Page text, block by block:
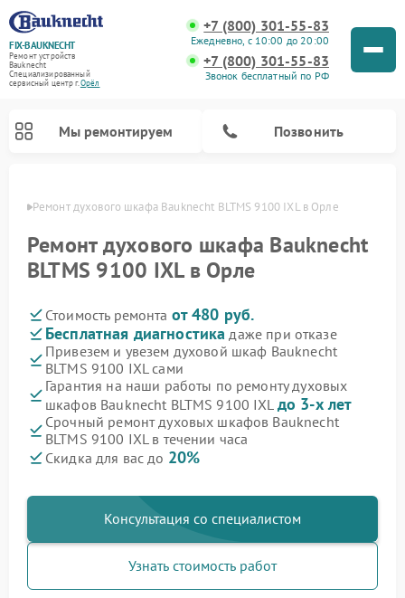
FIX-BAUKNECHT
Ремонт устройств
Bauknecht
Специализированный
cервисный центр г.Орёл
+7 (800) 301-55-83
Ежедневно, с 10:00 до 20:00
+7 (800) 301-55-83
Звонок бесплатный по РФ
Мы ремонтируем Позвонить
Ремонт духового шкафа Bauknecht BLTMS 9100 IXL в Орле
Ремонт духового шкафа Bauknecht
BLTMS 9100 IXL в Орле
Стоимость ремонта от 480 руб.
Бесплатная диагностика даже при отказе
Привезем и увезем духовой шкаф Bauknecht
BLTMS 9100 IXL сами
Гарантия на наши работы по ремонту духовых
шкафов Bauknecht BLTMS 9100 IXL до 3-х лет
Срочный ремонт духовых шкафов Bauknecht
BLTMS 9100 IXL в течении часа
Скидка для вас до 20%
Консультация со специалистом
Узнать стоимость работ